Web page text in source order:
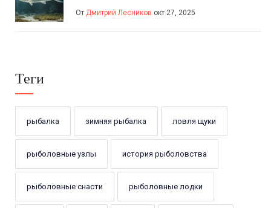
От Дмитрий Лесников окт 27, 2025
Теги
рыбалка зимняя рыбалка ловля щуки
рыболовные узлы история рыболовства
рыболовные снасти рыболовные лодки